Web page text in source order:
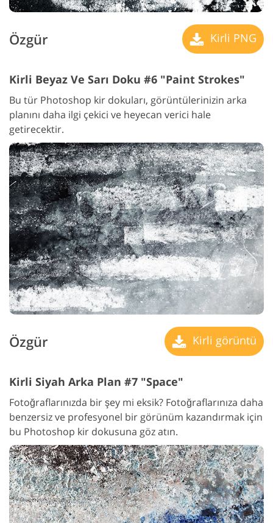
Özgür Kirli PNG
Kirli Beyaz Ve Sarı Doku #6 "Paint Strokes"
Bu tür Photoshop kir dokuları, görüntülerinizin arka
planını daha ilgi çekici ve heyecan verici hale
getirecektir.
Özgür Kirli görüntü
Kirli Siyah Arka Plan #7 "Space"
Fotoğraflarınızda bir şey mi eksik? Fotoğraflarınıza daha
benzersiz ve profesyonel bir görünüm kazandırmak için
bu Photoshop kir dokusuna göz atın.